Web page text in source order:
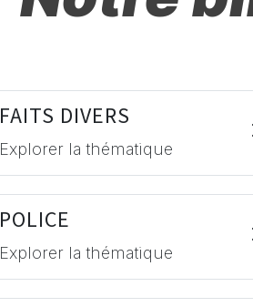
FAITS DIVERS
Explorer la thématique
POLICE
Explorer la thématique